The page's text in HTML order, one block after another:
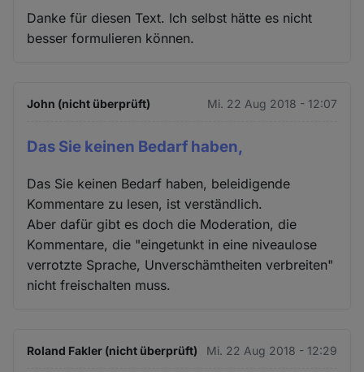
Danke für diesen Text. Ich selbst hätte es nicht
besser formulieren können.
John (nicht überprüft) Mi. 22 Aug 2018 - 12:07
Das Sie keinen Bedarf haben,
Das Sie keinen Bedarf haben, beleidigende
Kommentare zu lesen, ist verständlich.
Aber dafür gibt es doch die Moderation, die
Kommentare, die "eingetunkt in eine niveaulose
verrotzte Sprache, Unverschämtheiten verbreiten"
nicht freischalten muss.
Roland Fakler (nicht überprüft) Mi. 22 Aug 2018 - 12:29